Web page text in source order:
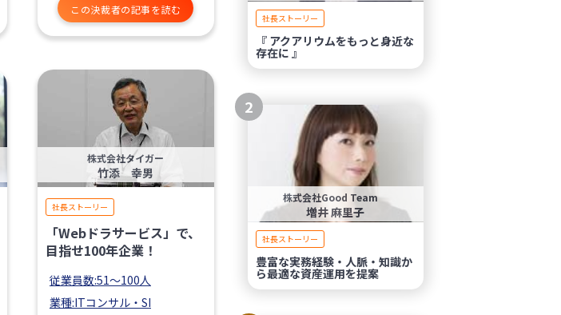
この決裁者の記事を読む
株式会社タイガー
竹添 幸男
社長ストーリー
「Webドラサービス」で、
目指せ100年企業！
従業員数:51〜100人
業種:ITコンサル・SI
社長ストーリー
『 アクアリウムをもっと身近な
存在に 』
2
株式会社Good Team
増井 麻里子
社長ストーリー
豊富な実務経験・人脈・知識か
ら最適な資産運用を提案